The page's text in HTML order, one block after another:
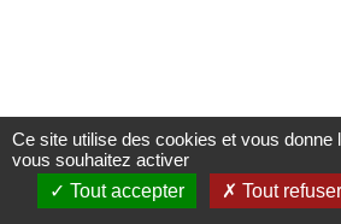
Ce site utilise des cookies et vous donne
vous souhaitez activer
Tout accepter
Tout refuser